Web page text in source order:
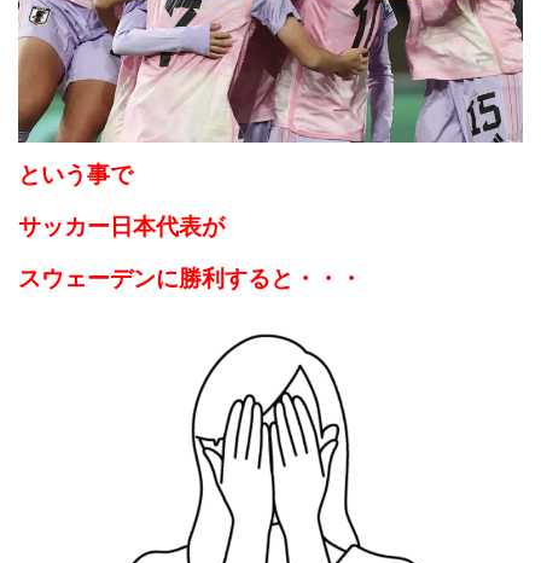
という事で
サッカー日本代表が
スウェーデンに勝利すると・・・